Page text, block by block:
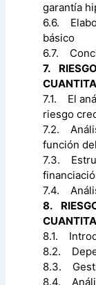
garantía
6.6.
básico
6.7.
7.
7.1. El
riesgo
7.2.
función
7.3.
7.4.
8.
8.1.
8.2.
8.3.
8.4.